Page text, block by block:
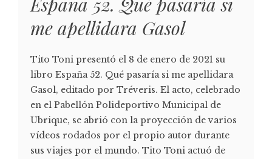
me apellidara Gasol
Tito Toni presentó el 8 de enero de 2021 su
libro España 52. Qué pasaría si me apellidara
Gasol, editado por Tréveris. El acto, celebrado
en el Pabellón Polideportivo Municipal de
Ubrique, se abrió con la proyección de varios
vídeos rodados por el propio autor durante
sus viajes por el mundo. Tito Toni actuó de